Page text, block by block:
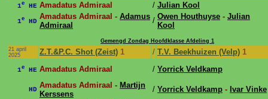
1e HE Amadatus Admiraal / Julian Kool
1e HD
Amadatus Admiraal - Adamus
Admiraal
/ Owen Houthuyse - Julian
Kool
Gemengd Zondag Hoofdklasse Afdeling 1
21 april
2025
Z.T.&P.C. Shot (Zeist) 1 / T.V. Beekhuizen (Velp) 1
1e HE Amadatus Admiraal / Yorrick Veldkamp
HD Amadatus Admiraal - Martijn
Kerssens
/ Yorrick Veldkamp - Ivar Vinke